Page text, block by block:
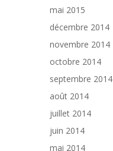
mai 2015
décembre 2014
novembre 2014
octobre 2014
septembre 2014
août 2014
juillet 2014
juin 2014
mai 2014